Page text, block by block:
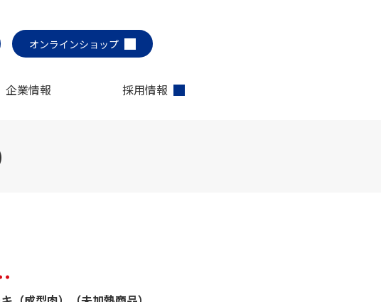
オンラインショップ
企業情報 採用情報